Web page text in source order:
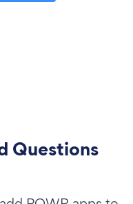
Questions